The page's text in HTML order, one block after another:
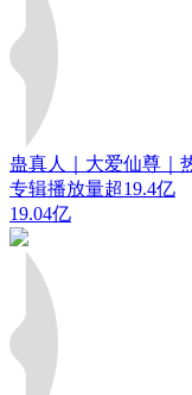
蛊真人｜大爱仙尊｜
专辑播放量超19.4亿
19.04亿